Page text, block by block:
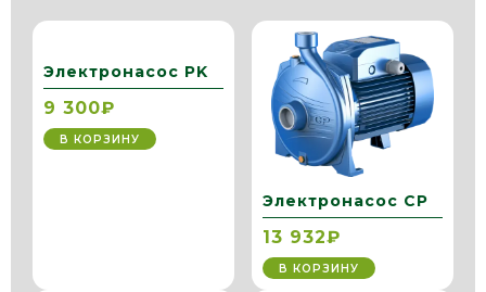
Электронасос PK
9 300₽
В КОРЗИНУ
Электронасос CP
13 932₽
В КОРЗИНУ